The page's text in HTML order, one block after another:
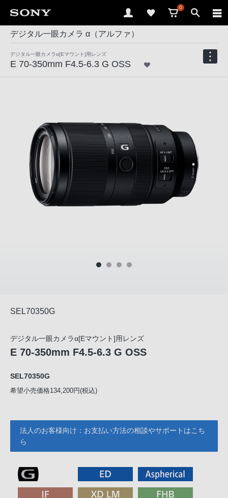
0
デジタル一眼カメラ α（アルファ）
デジタル一眼カメラα[Eマウント]用レンズ
E 70-350mm F4.5-6.3 G OSS
SEL70350G
デジタル一眼カメラα[Eマウント]用レンズ
E 70-350mm F4.5-6.3 G OSS
SEL70350G
希望小売価格134,200円(税込)
法人のお客様向け：お支払い方法の相談やサポートはこち
ら